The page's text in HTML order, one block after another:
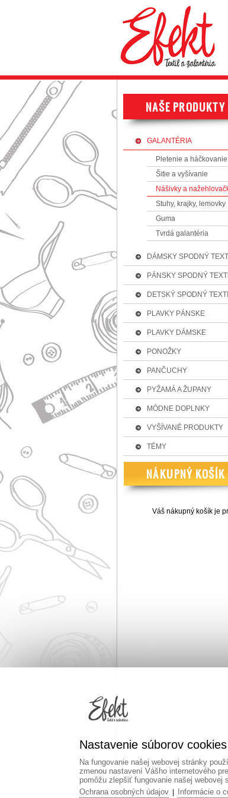
GALANTÉRIA
Pletenie a háčkovanie
Šitie a vyšívanie
Nášivky a
Stuhy, krajky, lemovky
Guma
Tvrdá galantéria
DÁMSKY SPODNÝ
PÁNSKY SPODNÝ
DETSKÝ SPODNÝ
PLAVKY PÁNSKE
PLAVKY DÁMSKE
PONOŽKY
PANČUCHY
PYŽAMÁ A ŽUPANY
MÓDNE DOPLNKY
VYŠÍVANÉ PRODUKTY
TÉMY
Váš nákupný košík je
Nastavenie súborov cookies
Na fungovanie našej webovej stránky
zmenou nastavení Vášho internetového
pomôžu zlepšiť fungovanie našej
Ochrana osobných údajov
Informácie o